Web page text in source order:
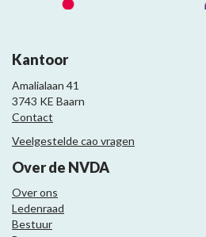
Kantoor
Amalialaan 41
3743 KE Baarn
Contact
Veelgestelde cao vragen
Over de NVDA
Over ons
Ledenraad
Bestuur